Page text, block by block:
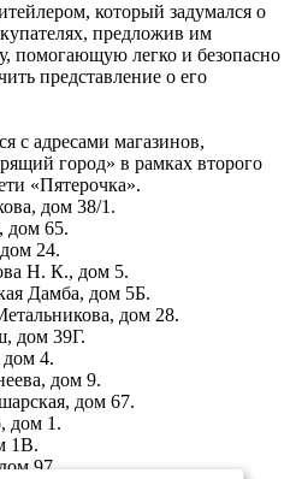
который задумался о
предложив им
помогающую легко и безопасно
представление о его
с адресами магазинов,
город» в рамках второго
«Пятерочка».
дом 38/1.
дом 65.
24.
Н. К., дом 5.
Дамба, дом 5Б.
дом 28.
дом 39Г.
дом 4.
дом 9.
дом 67.
дом 1.
1В.
97.